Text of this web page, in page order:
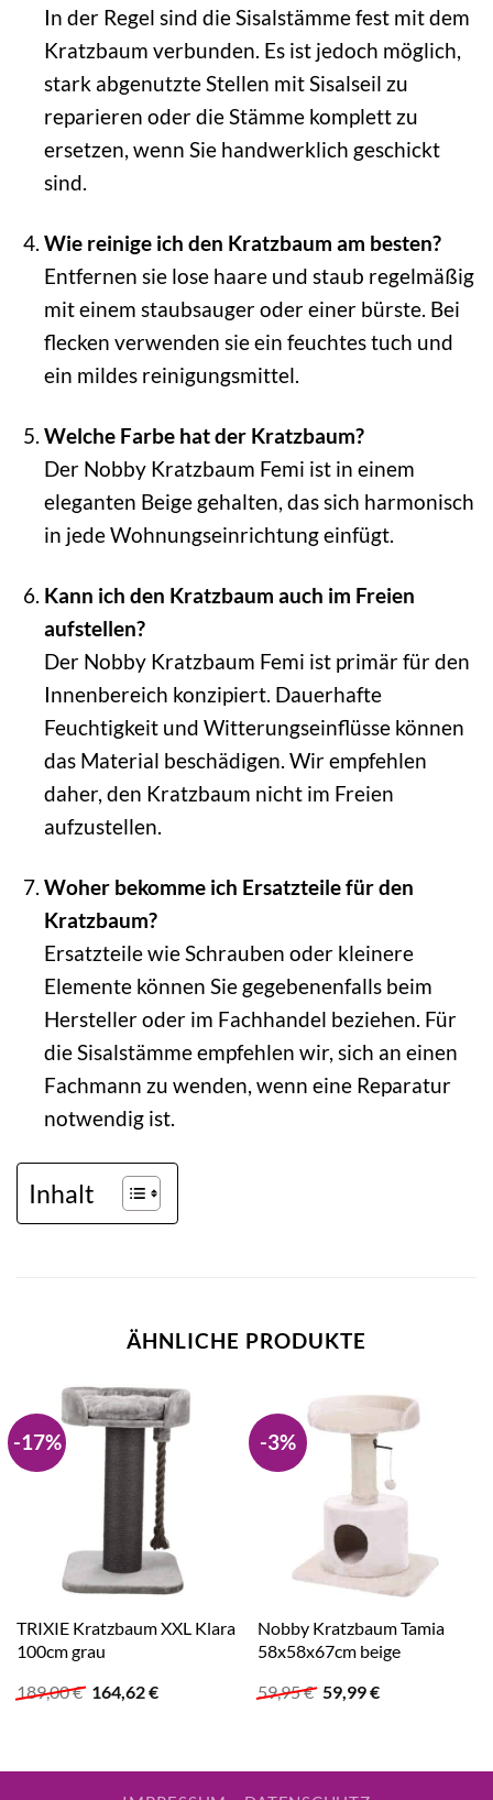
In der Regel sind die Sisalstämme fest mit dem
Kratzbaum verbunden. Es ist jedoch möglich,
stark abgenutzte Stellen mit Sisalseil zu
reparieren oder die Stämme komplett zu
ersetzen, wenn Sie handwerklich geschickt
sind.
Wie reinige ich den Kratzbaum am besten?
Entfernen sie lose haare und staub regelmäßig
mit einem staubsauger oder einer bürste. Bei
flecken verwenden sie ein feuchtes tuch und
ein mildes reinigungsmittel.
Welche Farbe hat der Kratzbaum?
Der Nobby Kratzbaum Femi ist in einem
eleganten Beige gehalten, das sich harmonisch
in jede Wohnungseinrichtung einfügt.
Kann ich den Kratzbaum auch im Freien
aufstellen?
Der Nobby Kratzbaum Femi ist primär für den
Innenbereich konzipiert. Dauerhafte
Feuchtigkeit und Witterungseinflüsse können
das Material beschädigen. Wir empfehlen
daher, den Kratzbaum nicht im Freien
aufzustellen.
Woher bekomme ich Ersatzteile für den
Kratzbaum?
Ersatzteile wie Schrauben oder kleinere
Elemente können Sie gegebenenfalls beim
Hersteller oder im Fachhandel beziehen. Für
die Sisalstämme empfehlen wir, sich an einen
Fachmann zu wenden, wenn eine Reparatur
notwendig ist.
Inhalt
ÄHNLICHE PRODUKTE
-17%
TRIXIE Kratzbaum XXL Klara
100cm grau
189,00€ Ursprünglicher
164,62€Aktueller
-3%
Nobby Kratzbaum Tamia
58x58x67cm beige
59,95€ Ursprünglicher
59,99€Aktueller